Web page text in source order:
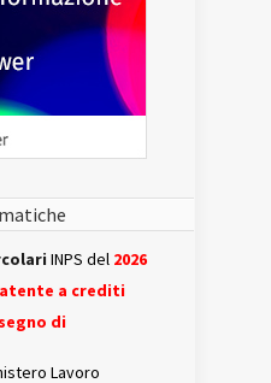
INPS del 2026
a crediti
di
Lavoro